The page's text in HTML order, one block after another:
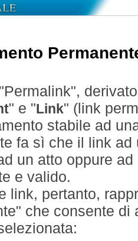
" e " Link" (link
stabile ad
fa sì che il link
un atto oppure
e valido.
link, pertanto,
che consente